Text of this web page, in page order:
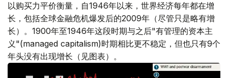
以购买力平价衡量，自1946年以来，世界经济每年都在增
长，包括全球金融危机爆发后的2009年（尽管只是略有增
长）。1900年至1946年这段时期与之后"有管理的资本主
义"(managed capitalism)时期相比更不稳定，但也只有9个
年头没有出现增长（见图表）。